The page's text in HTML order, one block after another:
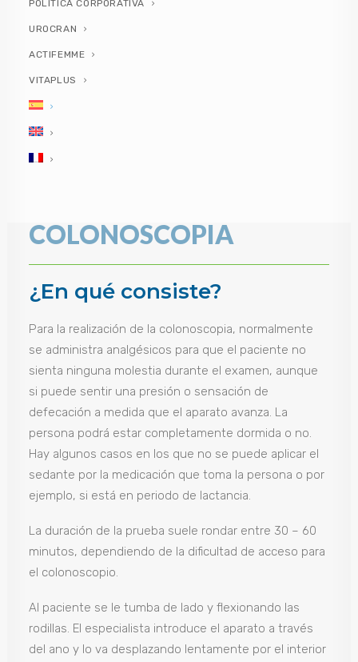
POLÍTICA CORPORATIVA
UROCRAN
ACTIFEMME
VITAPLUS
delgado (íleon).
largo y flexible que lleva incorporado una cámara en el
extremo, por el recto. A través de la cámara el equipo
sanitario puede ver todo el colon del paciente
COLONOSCOPIA
¿En qué consiste?
Para la realización de la colonoscopia, normalmente
se administra analgésicos para que el paciente no
sienta ninguna molestia durante el examen, aunque
si puede sentir una presión o sensación de
defecación a medida que el aparato avanza. La
persona podrá estar completamente dormida o no.
Hay algunos casos en los que no se puede aplicar el
sedante por la medicación que toma la persona o por
ejemplo, si está en periodo de lactancia.
La duración de la prueba suele rondar entre 30 – 60
minutos, dependiendo de la dificultad de acceso para
el colonoscopio.
Al paciente se le tumba de lado y flexionando las
rodillas. El especialista introduce el aparato a través
del ano y lo va desplazando lentamente por el interior